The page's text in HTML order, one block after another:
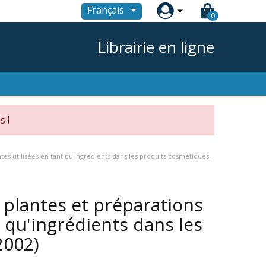
Français  0
Librairie en ligne
!
utilisées en tant qu'ingrédients dans les produits cosmétiques-
et préparations
dans les